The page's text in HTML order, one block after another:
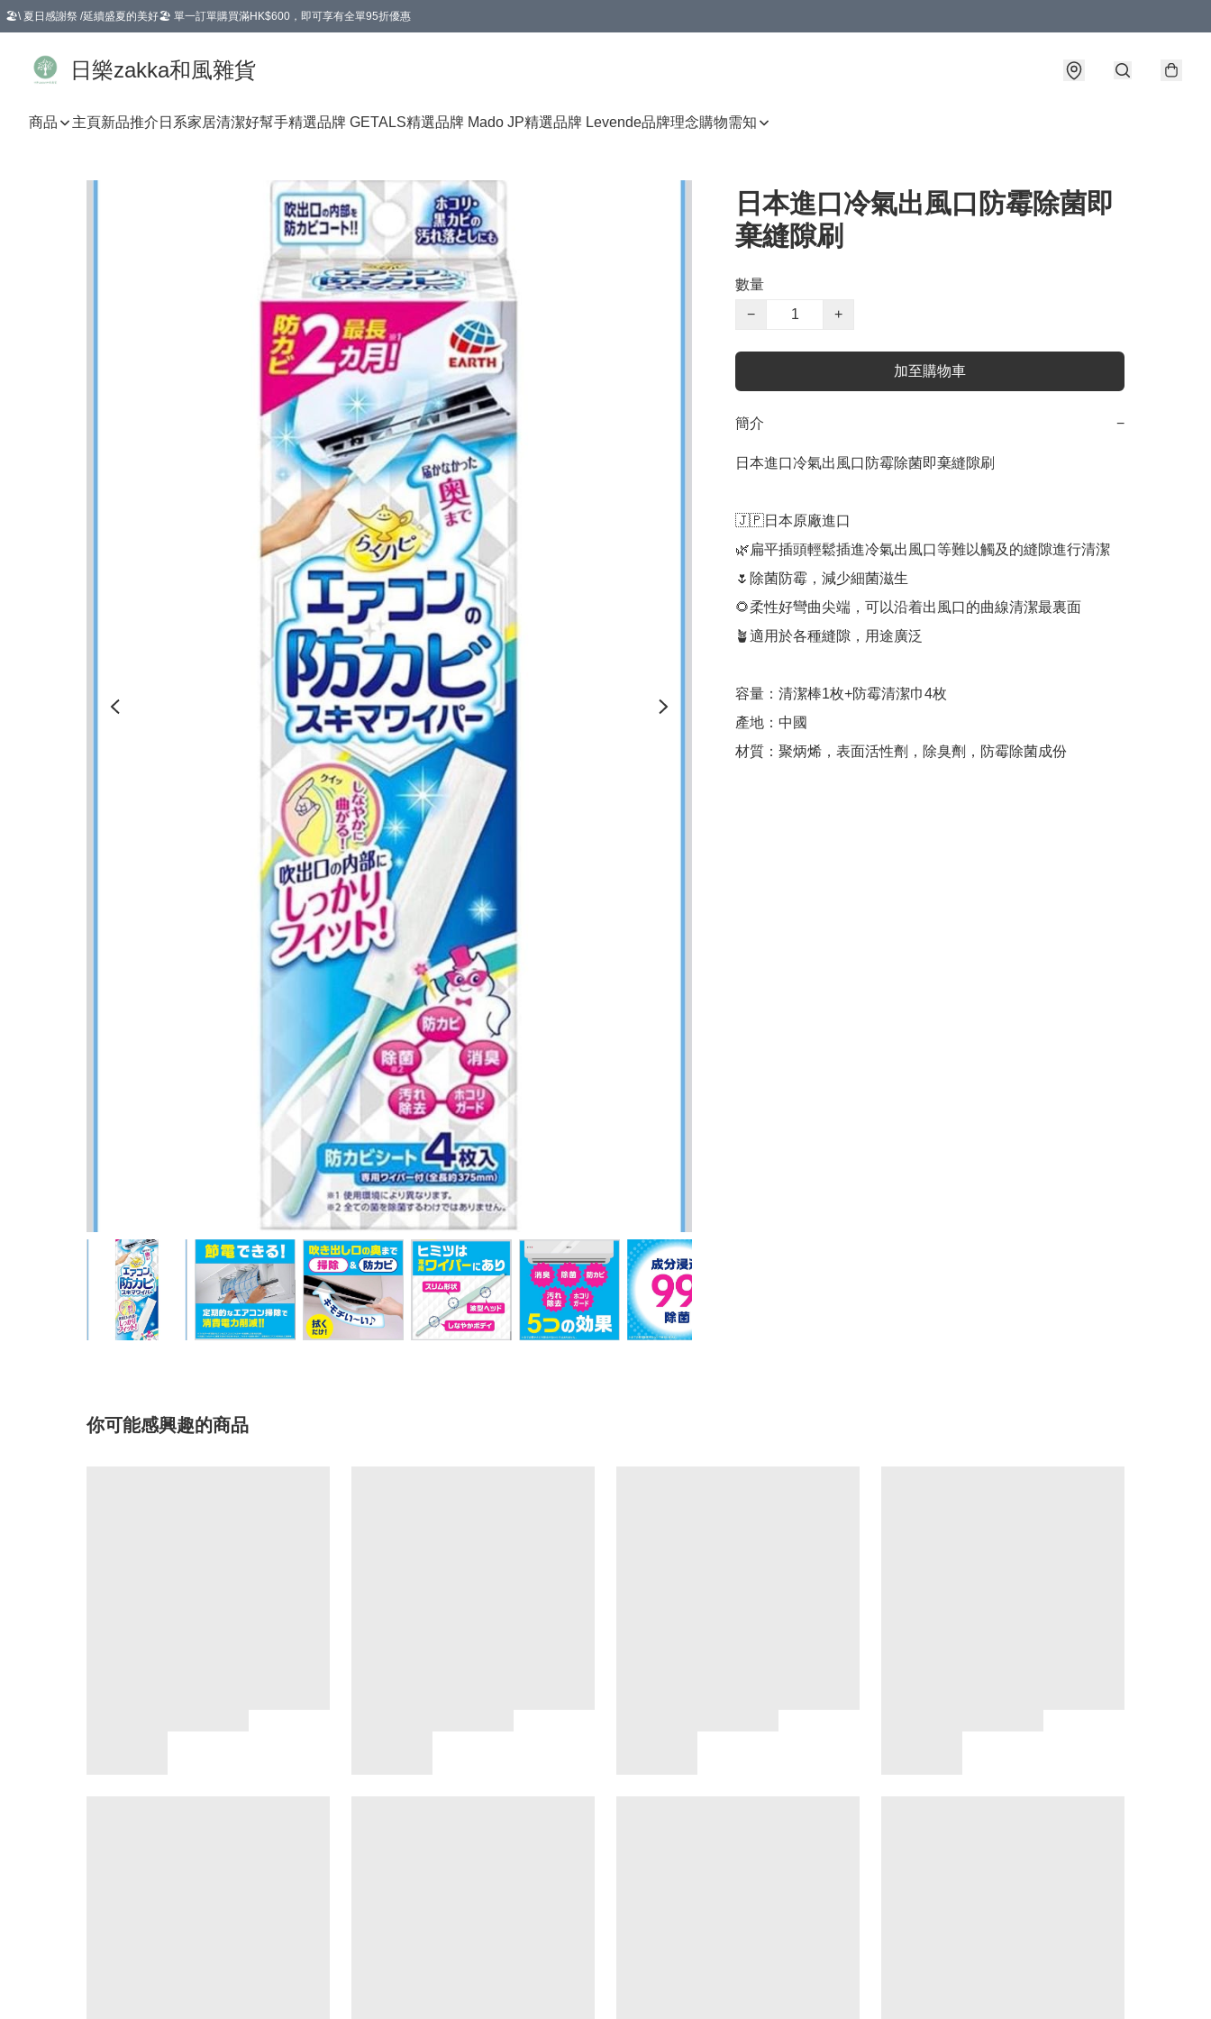
🏖️\ 夏日感謝祭 /延續盛夏的美好🏖️ 單一訂單購買滿HK$600，即可享有全單95折優惠
日樂zakka和風雜貨
商品 主頁新品推介 日系家居清潔好幫手精選品牌 GETALS精選品牌 Mado JP精選品牌 Levende品牌理念購物需知
日本進口冷氣出風口防霉除菌即
棄縫隙刷
數量
−
+
加至購物車
簡介 −
日本進口冷氣出風口防霉除菌即棄縫隙刷
🇯🇵日本原廠進口
🌿扁平插頭輕鬆插進冷氣出風口等難以觸及的縫隙進行清潔
🌷除菌防霉，減少細菌滋生
🌻柔性好彎曲尖端，可以沿着出風口的曲線清潔最裏面
🪴適用於各種縫隙，用途廣泛
容量：清潔棒1枚+防霉清潔巾4枚
產地：中國
材質：聚炳烯，表面活性劑，除臭劑，防霉除菌成份
你可能感興趣的商品